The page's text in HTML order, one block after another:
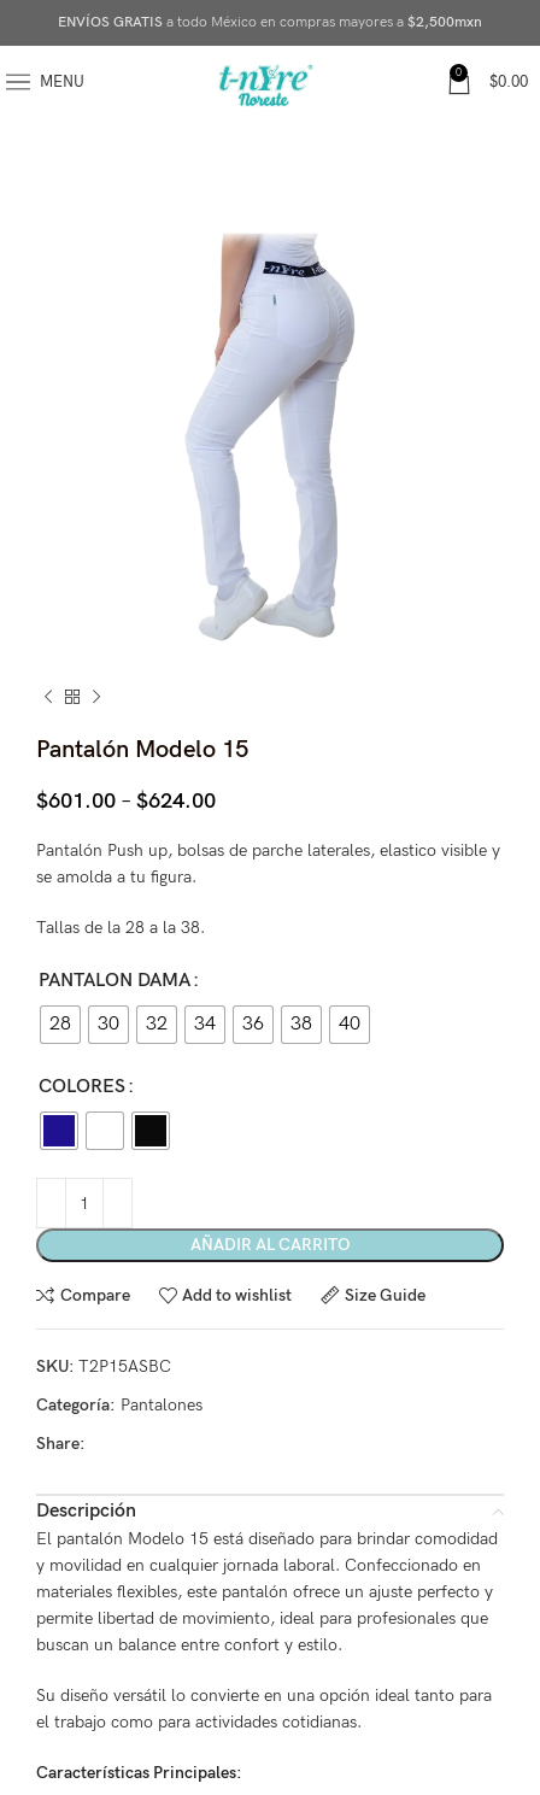
ENVÍOS GRATIS a todo México en compras mayores a $2,500mxn
MENU 0 $0.00
Pantalón Modelo 15
$601.00 – $624.00Price
$601.00
Pantalón Push up, bolsas de parche laterales, elastico visible y
se amolda a tu figura.
Tallas de la 28 a la 38.
PANTALON DAMA
28
30 32 34 36 38 40
COLORES
AÑADIR AL CARRITO
Compare Add to wishlist Size Guide
SKU: T2P15ASBC
Categoría: Pantalones
Share:
Descripción
El pantalón Modelo 15 está diseñado para brindar comodidad
y movilidad en cualquier jornada laboral. Confeccionado en
materiales flexibles, este pantalón ofrece un ajuste perfecto y
permite libertad de movimiento, ideal para profesionales que
buscan un balance entre confort y estilo.
Su diseño versátil lo convierte en una opción ideal tanto para
el trabajo como para actividades cotidianas.
Características Principales: